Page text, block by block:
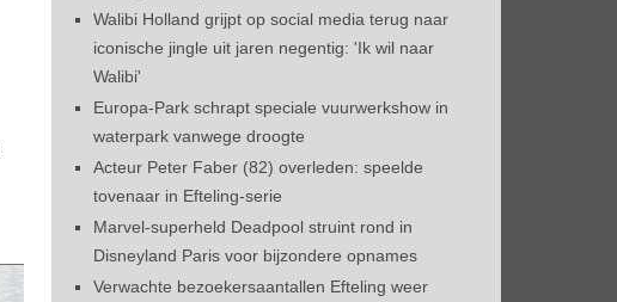
Walibi Holland grijpt op social media terug naar
iconische jingle uit jaren negentig: 'Ik wil naar
Walibi'
Europa-Park schrapt speciale vuurwerkshow in
waterpark vanwege droogte
Acteur Peter Faber (82) overleden: speelde
tovenaar in Efteling-serie
Marvel-superheld Deadpool struint rond in
Disneyland Paris voor bijzondere opnames
Verwachte bezoekersaantallen Efteling weer